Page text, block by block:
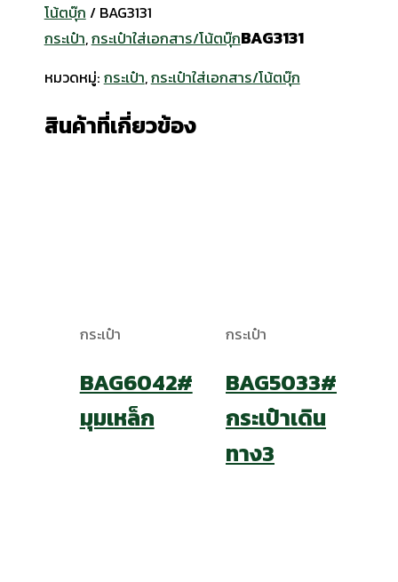
โน้ตบุ๊ก / BAG3131
กระเป๋า,กระเป๋าใส่เอกสาร/โน้ตบุ๊กBAG3131
หมวดหมู่: กระเป๋า,กระเป๋าใส่เอกสาร/โน้ตบุ๊ก
สินค้าที่เกี่ยวข้อง
กระเป๋า
BAG6042#
มุมเหล็ก
กระเป๋า
BAG5033#
กระเป๋าเดิน
ทาง3